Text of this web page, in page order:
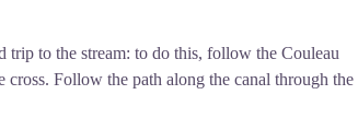
trip to the stream: to do this, follow the Couleau
cross. Follow the path along the canal through the